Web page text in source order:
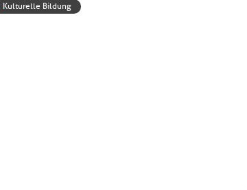
Kulturelle Bildung